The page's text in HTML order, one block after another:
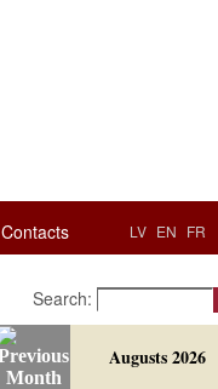
LV EN FR
Contacts
Search:
Augusts 2026